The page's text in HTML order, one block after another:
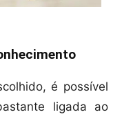
é possível
ligada ao